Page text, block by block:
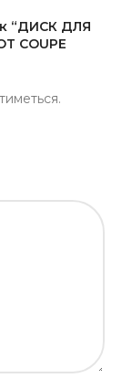
“ДИСК ДЛЯ
COUPE